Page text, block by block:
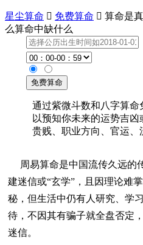
星尘算命  免费算命  算命是
么算命中缺什么
通过紫微斗数和八字算
以预知你未来的运势吉
贵贱、职业方向、官运、
周易算命是中国流传久远的
建迷信或“玄学”，且因理论难
秘，但生活中仍有人研究、学
待，不因其有骗子就全盘否定
迷信。